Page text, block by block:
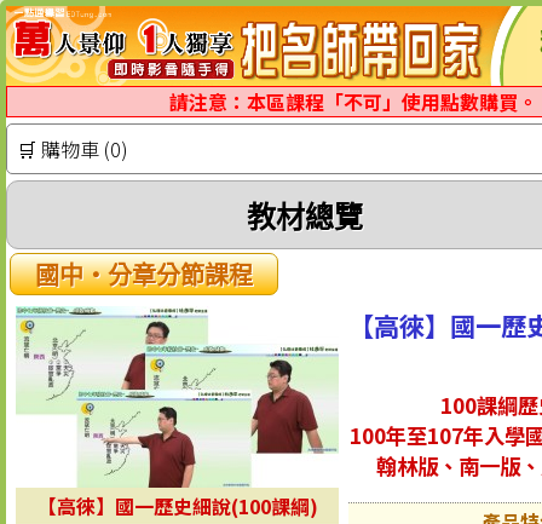
請注意：本區課程「不可」使用點數購買。
🛒 購物車 (0)
教材總覽
國中‧分章分節課程
【高徠】國一歷史細說(100課綱)
【高徠】國一
100課綱
100年至107年入學
翰林版、南一版